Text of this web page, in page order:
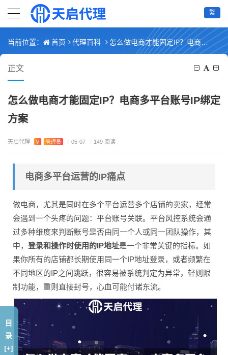
繁
当前位置： 首页 代理百科 怎么做电商才能固定IP？电商多平台账号IP绑定方案
正文
怎么做电商才能固定IP？电商多平台账号IP绑定
方案
天启代理 V 管理员 / 05-07 / 149 阅读
电商多平台运营的IP痛点
做电商，尤其是同时在多个平台运营多个店铺的卖家，经常
会遇到一个头疼的问题：平台账号关联。平台风控系统会通
过多种维度来判断账号是否由同一个人或同一团队操作，其
中， 登录和操作时使用的IP地址是一个非常关键的指标。如
果你所有的店铺都长期使用同一个IP地址登录，或者频繁在
不同地区的IP之间跳跃，很容易被系统判定为异常，轻则限
制功能，重则直接封号，心血可能付诸东流。
目
录
[+]